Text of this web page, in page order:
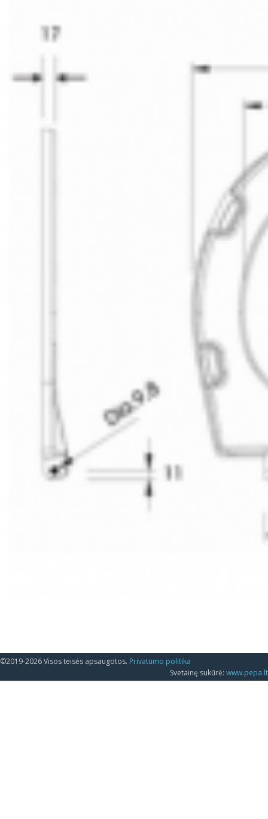
©2019-2026 Visos teisės apsaugotos. Privatumo politika
Svetainę sukūrė: www.pepa.lt